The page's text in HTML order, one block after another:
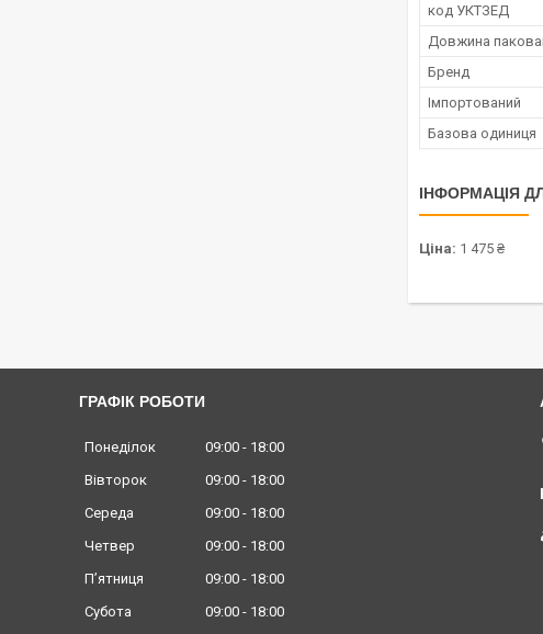
код УКТЗЕД
Довжина
Бренд
Імпортований
Базова одиниця
ІНФОРМАЦІЯ
Ціна: 1 475 ₴
ГРАФІК РОБОТИ
Понеділок 09:00
18:00
Вівторок
09:00
18:00
Середа
09:00
18:00
Четвер
09:00
18:00
Пʼятниця
09:00
18:00
Субота
09:00 18:00